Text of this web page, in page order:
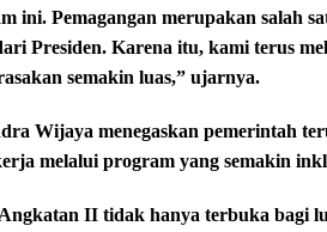
ini. Pemagangan merupakan salah
Presiden. Karena itu, kami terus
semakin luas,” ujarnya.
Wijaya menegaskan pemerintah
melalui program yang semakin
II tidak hanya terbuka bagi